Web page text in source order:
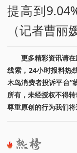
提高到
（记者曹丽
更多精彩资讯请
线索，24小时报料热
木鸟消费者投诉平台”
所有，未经授权不得
尊重原创的行为我们将